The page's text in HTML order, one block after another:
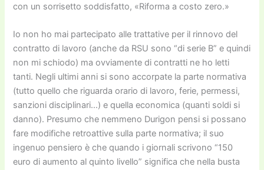
con un sorrisetto soddisfatto, «Riforma a costo zero.»
Io non ho mai partecipato alle trattative per il rinnovo del
contratto di lavoro (anche da RSU sono “di serie B” e quindi
non mi schiodo) ma ovviamente di contratti ne ho letti
tanti. Negli ultimi anni si sono accorpate la parte normativa
(tutto quello che riguarda orario di lavoro, ferie, permessi,
sanzioni disciplinari…) e quella economica (quanti soldi si
danno). Presumo che nemmeno Durigon pensi si possano
fare modifiche retroattive sulla parte normativa; il suo
ingenuo pensiero è che quando i giornali scrivono “150
euro di aumento al quinto livello” significa che nella busta